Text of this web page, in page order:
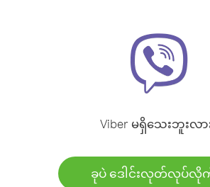
Viber မရှိသေးဘူးလာ
ခုပဲ ဒေါင်းလုတ်လုပ်လိုက်